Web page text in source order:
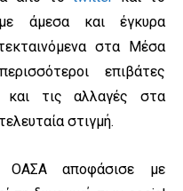
άμεσα και έγκυρα
στα Μέσα
επιβάτες
και τις αλλαγές στα
στιγμή.
αποφάσισε με